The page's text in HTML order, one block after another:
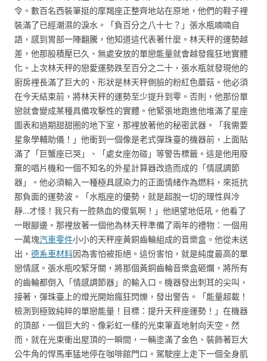
令。數百名西裝筆挺的摩羯座正整齊地站在原地，他們的鞋子裡
裝滿了已經潮濕的淚水。「負百分之八十七？」張水瓶喃喃自
語，感到胃部一陣翻騰，他知道這代表著什麼。林天秤的運勢越
差，他那股積壓已久、無處安放的單戀能量就會越發瘋狂地實體
化。上次林天秤的戀愛運勢跌至百分之二十，張水瓶就發現他的
廚房裡長滿了巨大的、形狀是林天秤側臉的粉紅色蘑菇。他必須
在今天結束前，將林天秤的運勢至少提升到零。否則，他那份單
戀就會變成某種具備攻擊性的實體。他緊張地跑進他堆滿了星座
圖表和過期甜甜圈的地下室，那裡放著他的秘密武器。「我需要
星象學輔助儀！」他衝到一個像是老式彈珠臺的機器前，上面貼
滿了「巨蟹座已哭」、「處女座勿碰」等警告標籤。這是他用廢
棄的唱片機和一個不知名的外星計算器改造而成的「情感調節
器」。他必須輸入一種極具感染力的正面情緒作為燃料，來抵抗
那負面的運勢波。「水瓶座的優勢，就是超脫一切的理性與冷
靜…才怪！我只有一腔熱血的傻氣啊！」他絕望地低吼。他看了
一眼腳邊。那裡放著一個他為林天秤準備了兩年的禮物：一個用
一萬塊汽車零件小小的天秤座黃銅齒輪組成的音樂盒。他從未送
出， 德系車材料因為害怕被拒絕。這份害怕，就是純度最高的單
戀情感。張水瓶咬緊牙關，將那個黃銅齒輪音樂盒砸爛，將所有
的齒輪都倒入「情感調節器」的輸入口。機器發出刺耳的尖叫，
接著，彈珠臺上的燈光開始瘋狂閃爍，發出警告。「能量超載！
檢測到極致純粹的單戀能量！目標：提升天秤座運勢！」在機器
的頂部，一個巨大的、像彩虹一樣的光束筆直地射向天空。然
而，就在光束衝出屋頂的一瞬間，一輛塗滿了金色、裝飾著巨大
公牛角的悍馬車猛地停在咖啡館門口。駕駛座上走下一個全身肌